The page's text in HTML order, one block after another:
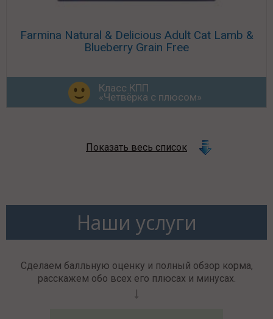
Farmina Natural & Delicious Adult Cat Lamb &
Blueberry Grain Free
Класс КПП
«Четвёрка с плюсом»
Показать весь список
Наши услуги
Сделаем балльную оценку и полный обзор корма,
расскажем обо всех его плюсах и минусах.